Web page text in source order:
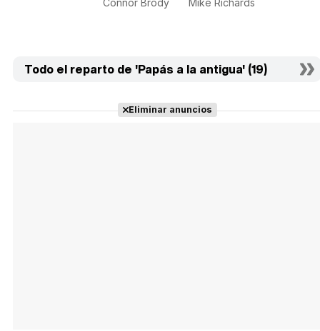
Todo el reparto de 'Papás a la antigua' (19)
Eliminar anuncios